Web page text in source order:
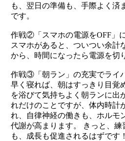
も、翌日の準備も、手際よく済
です。
作戦②「スマホの電源をOFF」
スマホがあると、ついつい余計
から、時間になったら電源を切
作戦③「朝ラン」の充実でライ
早く寝れば、朝はすっきり目覚
を浴びて気持ちよく朝ランに出
れだけのことですが、体内時計
れ、自律神経の働きも、ホルモ
代謝が高まります。 きっと、練
も、成長も促進されるはずです！